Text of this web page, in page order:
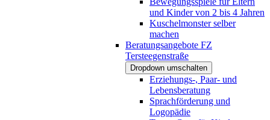
und Kinder von 2 bis 4 Jahren
Kuschelmonster selber
machen
Beratungsangebote FZ
Tersteegenstraße
Dropdown umschalten
Erziehungs-, Paar- und
Lebensberatung
Sprachförderung und
Logopädie